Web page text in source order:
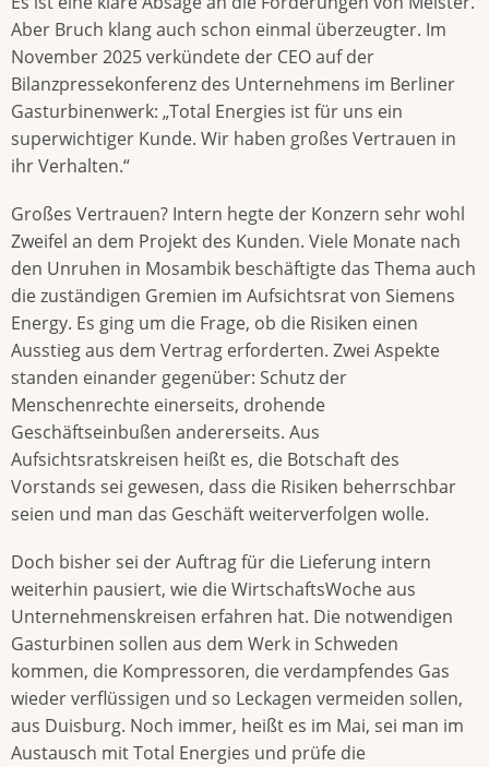
Aber Bruch klang auch schon einmal überzeugter. Im
November 2025 verkündete der CEO auf der
Bilanzpressekonferenz des Unternehmens im Berliner
Gasturbinenwerk: „Total Energies ist für uns ein
superwichtiger Kunde. Wir haben großes Vertrauen in
ihr Verhalten.“
Großes Vertrauen? Intern hegte der Konzern sehr wohl
Zweifel an dem Projekt des Kunden. Viele Monate nach
den Unruhen in Mosambik beschäftigte das Thema auch
die zuständigen Gremien im Aufsichtsrat von Siemens
Energy. Es ging um die Frage, ob die Risiken einen
Ausstieg aus dem Vertrag erforderten. Zwei Aspekte
standen einander gegenüber: Schutz der
Menschenrechte einerseits, drohende
Geschäftseinbußen andererseits. Aus
Aufsichtsratskreisen heißt es, die Botschaft des
Vorstands sei gewesen, dass die Risiken beherrschbar
seien und man das Geschäft weiterverfolgen wolle.
Doch bisher sei der Auftrag für die Lieferung intern
weiterhin pausiert, wie die WirtschaftsWoche aus
Unternehmenskreisen erfahren hat. Die notwendigen
Gasturbinen sollen aus dem Werk in Schweden
kommen, die Kompressoren, die verdampfendes Gas
wieder verflüssigen und so Leckagen vermeiden sollen,
aus Duisburg. Noch immer, heißt es im Mai, sei man im
Austausch mit Total Energies und prüfe die